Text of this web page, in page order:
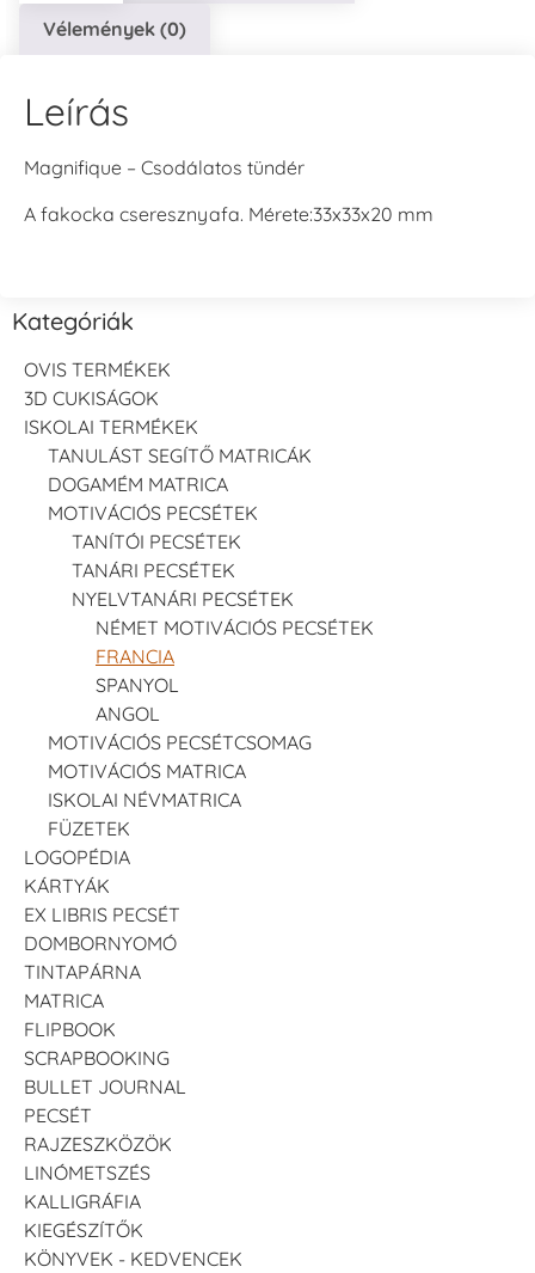
Vélemények (0)
Leírás
Magnifique – Csodálatos tündér
A fakocka cseresznyafa. Mérete:33x33x20 mm
Kategóriák
OVIS TERMÉKEK
3D CUKISÁGOK
ISKOLAI TERMÉKEK
TANULÁST SEGÍTŐ MATRICÁK
DOGAMÉM MATRICA
MOTIVÁCIÓS PECSÉTEK
TANÍTÓI PECSÉTEK
TANÁRI PECSÉTEK
NYELVTANÁRI PECSÉTEK
NÉMET MOTIVÁCIÓS PECSÉTEK
FRANCIA
SPANYOL
ANGOL
MOTIVÁCIÓS PECSÉTCSOMAG
MOTIVÁCIÓS MATRICA
ISKOLAI NÉVMATRICA
FÜZETEK
LOGOPÉDIA
KÁRTYÁK
EX LIBRIS PECSÉT
DOMBORNYOMÓ
TINTAPÁRNA
MATRICA
FLIPBOOK
SCRAPBOOKING
BULLET JOURNAL
PECSÉT
RAJZESZKÖZÖK
LINÓMETSZÉS
KALLIGRÁFIA
KIEGÉSZÍTŐK
KÖNYVEK - KEDVENCEK